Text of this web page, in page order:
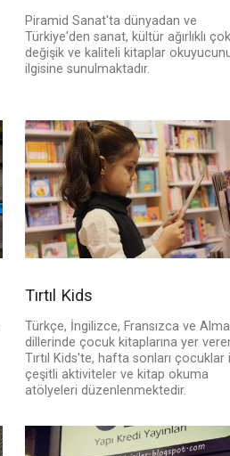
Piramid Sanat'ta dünyadan ve
Türkiye'den sanat, kültür ağırlıklı çok
değişik ve kaliteli kitaplar
ilgisine sunulmaktadır.
Tırtıl Kids
Türkçe, İngilizce, Fransızca ve
dillerinde çocuk kitaplarına yer
Tırtıl Kids'te, hafta sonları çocuklar
çeşitli aktiviteler ve kitap okuma
atölyeleri düzenlenmektedir.